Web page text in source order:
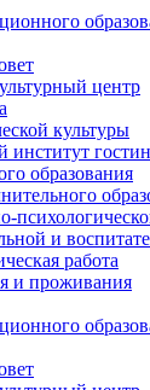
центр
культуры
образования
и
работа
и проживания